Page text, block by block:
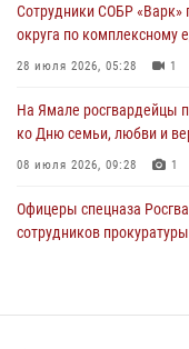
Офицеры спецназа
сотрудников
29 июля 2026, 10:42 4
Сотрудники СОБР «Варк»
округа по комплексному
28 июля 2026, 05:28 1
На Ямале росгвардейцы
ко Дню семьи, любви и
08 июля 2026, 09:28 1
Офицеры спецназа
сотрудников